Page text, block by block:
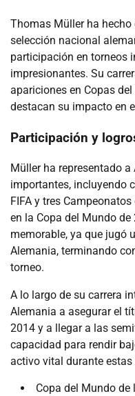
Thomas Müller ha
selección nacional
participación en torneos
impresionantes. Su
apariciones en Copas
destacan su impacto en
Participación y
Müller ha representado
importantes, incluyendo
FIFA y tres
en la Copa del Mundo
memorable, ya que jugó
Alemania, terminando
torneo.
A lo largo de su carrera
Alemania a asegurar el
2014 y a llegar a las
capacidad para rendir
activo vital durante
Copa del Mundo de